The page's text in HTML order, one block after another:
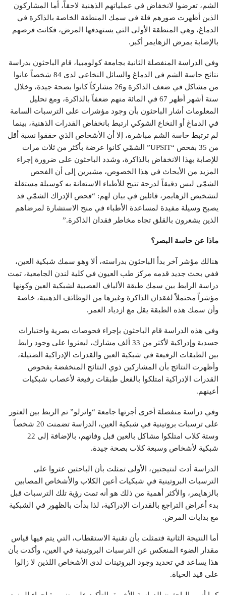
الشم، تعرضوا لانخفاض في عملياتهم الذهنية لاحقاً، أما المشاركون
الذين أظهرت صورهم قلة في سمك المنطقة الخاصة بالذاكرة في
الدماغ، وهي المنطقة الأولى التي يستهدفها المرض، فكانت فرصهم
بالإصابة بمرض الزهايمر أكبر.
وفي الدراسة المنفصلة الثانية بجامعة كولومبيا، قام الباحثون بدراسة
نتائج حاسة الشم في الدماغ والسائل النخاعي لدى 84 شخصاً عانوا
من مشاكل في ضعف الذاكرة و26 مشاركاً كانوا بصحة جيدة، وخلال
ستة أشهر أظهر 67 في المائة منهم ضعفاً بالذاكرة، ومع تحليل
المعلومات أشار الباحثون بأن وجود مؤشرات على الترسبات السامة
في الدماغ أو النخاع الشوكي ارتبط بانخفاض القدرات الذهنية، بينما
لم ترتبط حاسة الشم مباشرة، إلا أن الأشخاص الذي حققوا نسبة أقل
من 35 بفحص “UPSIT” الشمّي كانوا عرضة بأكثر من ثلاث مرات
للإصابة بهذا الانخفاض بالذاكرة، وشدد الباحثون على ضرورة إجراء
المزيد من الأبحاث في هذا الخصوص، مشيرين إلى أن الفحص
الشمّي ليس دقيقاً لدرجة تتيح للأطباء الاستعانة به كوسيلة مستقلة
لتشخيص الزهايمر، قائلين في بيان لهم: “فحص الإدراك الشمّي قد
يصبح وسيلة مفيدة لمساعدة الأطباء في منح الاستشارة لمرضاهم
الذين يشعرون بالقلق تجاه مخاطر فقدان الذاكرة.”
ماذا عن حاسة البصر؟
هنالك مؤشر آخر بدأ الباحثون بدراسته، ألا وهو سمك شبكية العين،
ففي بحث جديد قدمه مركز طب العيون في كلية لندن الجامعية، تمت
دراسة الرابط بين سمك طبقة الألياف العصبية لشبكية العين وكونها
مؤشراً محتملاً لفقدان الذاكرة وغيرها من الوظائف الذهنية، خاصة
وأن سمك هذه الطبقة يقل مع ازدياد العمر.
وفي هذه الدراسة قام الباحثون بإجراء فحوصات بصرية واختبارات
جسدية وإدراكية لأكثر من 33 ألف مشارك، ليعثروا على وجود رابط
بين الطبقات الرفيعة في شبكية العين والقدرات الإدراكية الضئيلة،
وأظهرت النتائج بأن المشاركين ذوي النتائج المنخفضة بفحوص
القدرات الإدراكية امتلكوا بالفعل طبقات رفيعة لأعصاب شبكيات
أعينهم.
وفي دراسة منفصلة أخرى أجرتها جامعة “واترلو” تم الربط بين العثور
على ترسبات بروتينية في شبكية العين، الدراسة تضمنت 20 شخصاً
وستة كلاب امتلكوا مشاكل بالعين قبل وفاتهم، بالإضافة إلى 22
شبكية لأشخاص وسبعة كلاب بصحة جيدة.
الدراسة أدت لنتيجتين، الأولى تمثلت بأن الباحثين عثروا على
الترسبات البروتينية في شبكيات أعين الكلاب والأشخاص المصابين
بالزهايمر، والأكثر أهمية من ذلك هو أنه تمت رؤية تلك الترسبات قبل
بدء أعراض التراجع بالقدرات الإدراكية، لذا بدأت بالظهور في الشبكية
مع بدايات المرض.
أما النتيجة الثانية فتمثلت بأن تقنية الاستقطاب، التي يتم فيها قياس
مقدار الضوء المنعكس عن الترسبات البروتينية في العين، وأكدت بأن
هذا يساعد في تحديد وجود البروتينات لدى الأشخاص اللذين لا زالوا
على قيد الحياة.